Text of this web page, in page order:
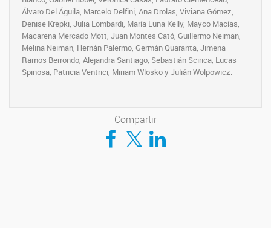
Álvaro Del Águila, Marcelo Delfini, Ana Drolas, Viviana Gómez,
Denise Krepki, Julia Lombardi, María Luna Kelly, Mayco Macías,
Macarena Mercado Mott, Juan Montes Cató, Guillermo Neiman,
Melina Neiman, Hernán Palermo, Germán Quaranta, Jimena
Ramos Berrondo, Alejandra Santiago, Sebastián Scirica, Lucas
Spinosa, Patricia Ventrici, Miriam Wlosko y Julián Wolpowicz.
Compartir
Compartir en Facebook
Compartir en TwitterCompartir en LinkedIn